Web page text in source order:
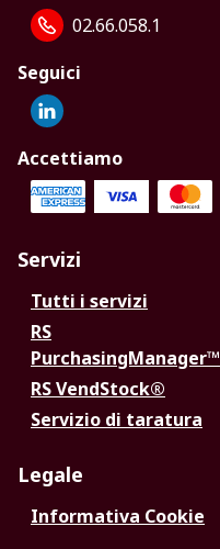
02.66.058.1
Seguici
Accettiamo
Servizi
Tutti i servizi
RS
PurchasingManager™
RS VendStock®
Servizio di taratura
Legale
Informativa Cookie